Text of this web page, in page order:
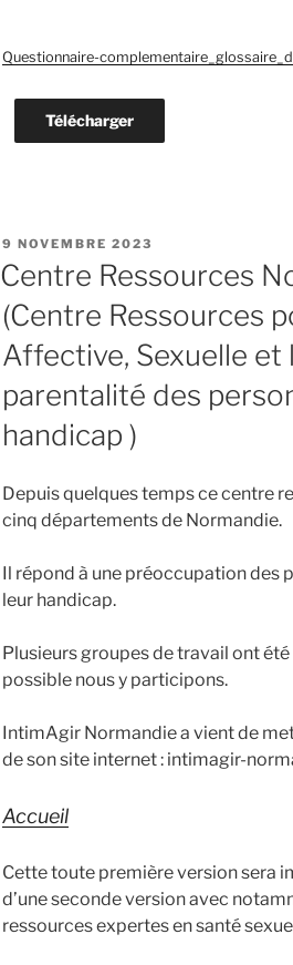
Questionnaire-
Télécharger
PUBLIÉ
LE
9 NOVEMBRE 2023
Centre Ressources
(Centre Ressources
Affective, Sexuelle et
parentalité des
handicap )
Depuis quelques temps ce centre
cinq départements de Normandie.
Il répond à une préoccupation des
leur handicap.
Plusieurs groupes de travail ont
possible nous y participons.
IntimAgir Normandie a vient de
de son site internet : intimagir-
Accueil
Cette toute première version sera
d’une seconde version avec
ressources expertes en santé